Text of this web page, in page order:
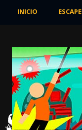
INICIO ESCAPE